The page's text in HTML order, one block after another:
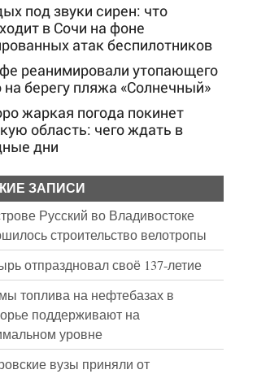
под звуки сирен: что
в Сочи на фоне
атак беспилотников
реанимировали утопающего
берегу пляжа «Солнечный»
жаркая погода покинет
область: чего ждать в
дни
ЗАПИСИ
Русский во Владивостоке
строительство велотропы
отпраздновал своё 137-летие
топлива на нефтебазах в
поддерживают на
уровне
вузы приняли от